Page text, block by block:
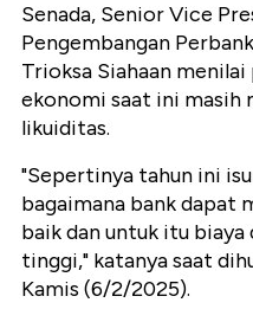
Senada, Senior Vice
Pengembangan
Trioksa Siahaan
ekonomi saat ini masih
likuiditas.
"Sepertinya tahun ini
bagaimana bank dapat
baik dan untuk itu
tinggi," katanya saat
Kamis (6/2/2025).